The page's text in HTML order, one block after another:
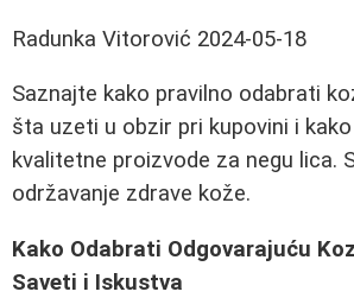
Radunka Vitorović 2024-05-18
Saznajte kako pravilno odabrati
šta uzeti u obzir pri kupovini i
kvalitetne proizvode za negu lica.
održavanje zdrave kože.
Kako Odabrati Odgovarajuću
Saveti i Iskustva